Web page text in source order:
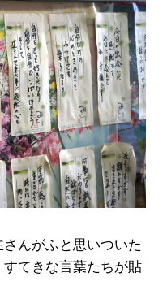
んがふと思いついた
てきな言葉たちが貼